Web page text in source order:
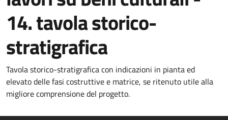
14. tavola storico-
stratigrafica
Tavola storico-stratigrafica con indicazioni in pianta ed
elevato delle fasi costruttive e matrice, se ritenuto utile alla
migliore comprensione del progetto.